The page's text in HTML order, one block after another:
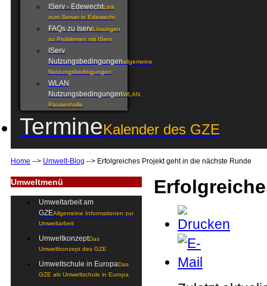
IServ - EdewechtLink
zum Server in Edewecht
FAQs zu IservLösungen
zu Problemen mit IServ
IServ
Nutzungsbedingungenallgemeine
Nutzungsbedingungen
WLAN
NutzungsbedingungenWLAN
Pausenhalle
TermineKalender des GZE
Home --> Umwelt-Blog --> Erfolgreiches Projekt geht in die nächste Runde
Umweltmenü
Umweltarbeit am
GZEAllgemeine Informationen zur
Umweltarbeit
UmweltkonzeptDas
Umweltkonzept des GZE
Umweltschule in EuropaDas
GZE als Umweltschule in Europa